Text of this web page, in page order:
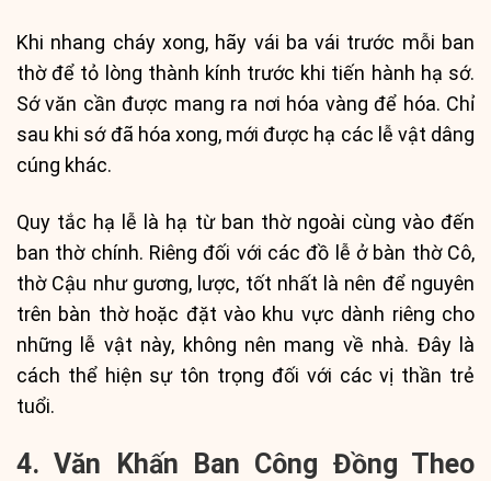
Khi nhang cháy xong, hãy vái ba vái trước mỗi ban
thờ để tỏ lòng thành kính trước khi tiến hành hạ sớ.
Sớ văn cần được mang ra nơi hóa vàng để hóa. Chỉ
sau khi sớ đã hóa xong, mới được hạ các lễ vật dâng
cúng khác.
Quy tắc hạ lễ là hạ từ ban thờ ngoài cùng vào đến
ban thờ chính. Riêng đối với các đồ lễ ở bàn thờ Cô,
thờ Cậu như gương, lược, tốt nhất là nên để nguyên
trên bàn thờ hoặc đặt vào khu vực dành riêng cho
những lễ vật này, không nên mang về nhà. Đây là
cách thể hiện sự tôn trọng đối với các vị thần trẻ
tuổi.
4. Văn Khấn Ban Công Đồng Theo